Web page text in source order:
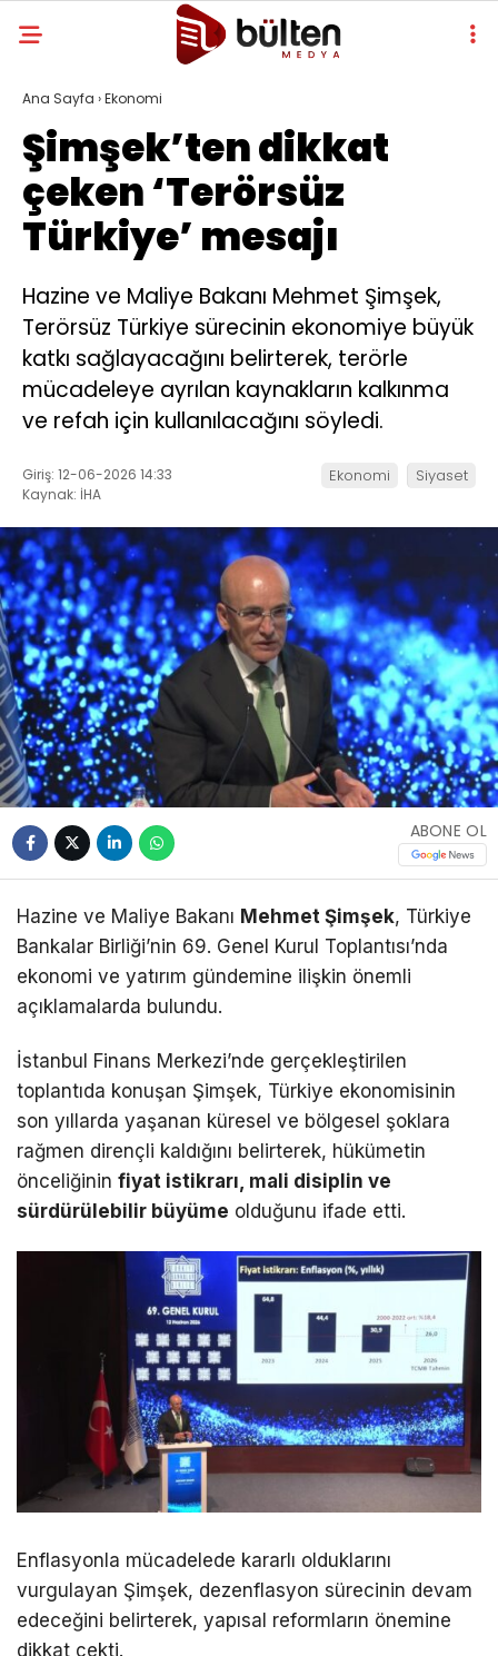
Ana Sayfa ›Ekonomi
Şimşek’ten dikkat
çeken ‘Terörsüz
Türkiye’ mesajı
Hazine ve Maliye Bakanı Mehmet Şimşek,
Terörsüz Türkiye sürecinin ekonomiye büyük
katkı sağlayacağını belirterek, terörle
mücadeleye ayrılan kaynakların kalkınma
ve refah için kullanılacağını söyledi.
Giriş: 12-06-2026 14:33
Kaynak: İHA
Ekonomi Siyaset
ABONE OL
Hazine ve Maliye Bakanı Mehmet Şimşek, Türkiye
Bankalar Birliği’nin 69. Genel Kurul Toplantısı’nda
ekonomi ve yatırım gündemine ilişkin önemli
açıklamalarda bulundu.
İstanbul Finans Merkezi’nde gerçekleştirilen
toplantıda konuşan Şimşek, Türkiye ekonomisinin
son yıllarda yaşanan küresel ve bölgesel şoklara
rağmen dirençli kaldığını belirterek, hükümetin
önceliğinin fiyat istikrarı, mali disiplin ve
sürdürülebilir büyüme olduğunu ifade etti.
Enflasyonla mücadelede kararlı olduklarını
vurgulayan Şimşek, dezenflasyon sürecinin devam
edeceğini belirterek, yapısal reformların önemine
dikkat çekti.